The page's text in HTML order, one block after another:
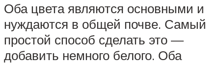
Оба цвета являются основными и
нуждаются в общей почве. Самый
простой способ сделать это —
добавить немного белого. Оба